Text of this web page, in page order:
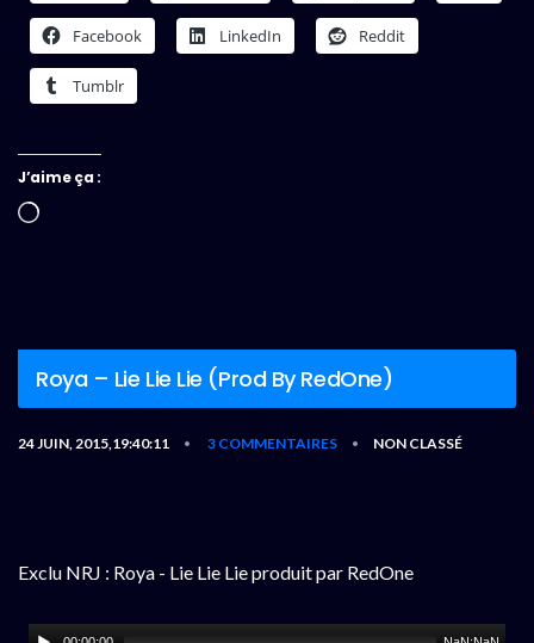
Facebook LinkedIn Reddit
Tumblr
J’aime ça :
Chargement…
Roya – Lie Lie Lie (Prod By RedOne)
24 JUIN, 2015,19:40:11 • 3 COMMENTAIRES • NON CLASSÉ
Exclu NRJ : Roya - Lie Lie Lie produit par RedOne